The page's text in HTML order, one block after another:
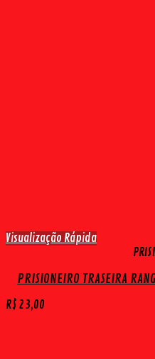
Visualização Rápida
PRISIONEIRO TRASEIRA
R$ 23,00